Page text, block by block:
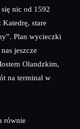
nic od 1592
stare
Plan wycieczki
jeszcze
Olandzkim,
na terminal w
równie